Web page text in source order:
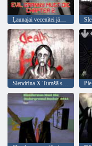
Slendrina X Tumšā slimnīca